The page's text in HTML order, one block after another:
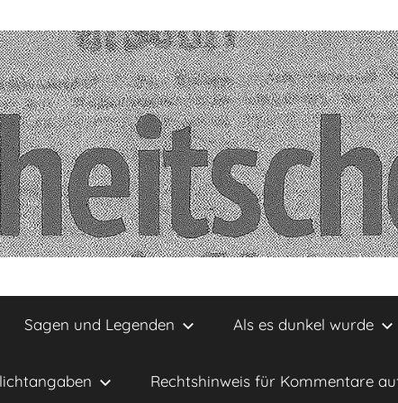
Sagen und Legenden Als es dunkel wurde
Rechtshinweis für Kommentare